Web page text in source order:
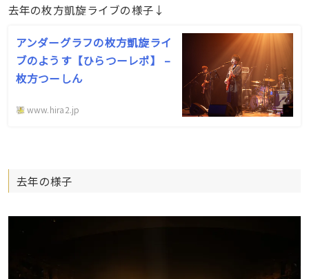
去年の枚方凱旋ライブの様子↓
アンダーグラフの枚方凱旋ライ
ブのようす【ひらつーレポ】 –
枚方つーしん
www.hira2.jp
去年の様子